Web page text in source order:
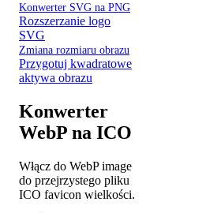
Konwerter SVG na PNG
Rozszerzanie logo
SVG
Zmiana rozmiaru obrazu
Przygotuj kwadratowe
aktywa obrazu
Konwerter
WebP na ICO
Włącz do WebP image
do przejrzystego pliku
ICO favicon wielkości.